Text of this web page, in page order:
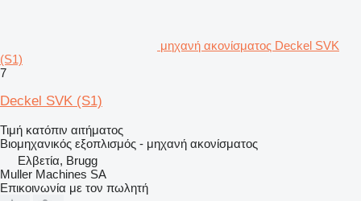
μηχανή ακονίσματος Deckel SVK
(S1)
7
Deckel SVK (S1)
Τιμή κατόπιν αιτήματος
Βιομηχανικός εξοπλισμός - μηχανή ακονίσματος
Ελβετία, Brugg
Muller Machines SA
Επικοινωνία με τον πωλητή